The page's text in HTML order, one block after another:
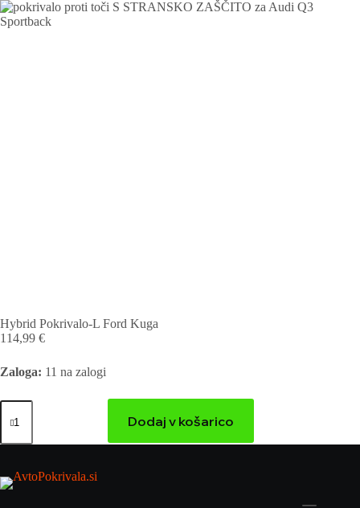
Hybrid Pokrivalo-L Ford Kuga
114,99 €
Zaloga: 11 na zalogi
Dodaj v košarico